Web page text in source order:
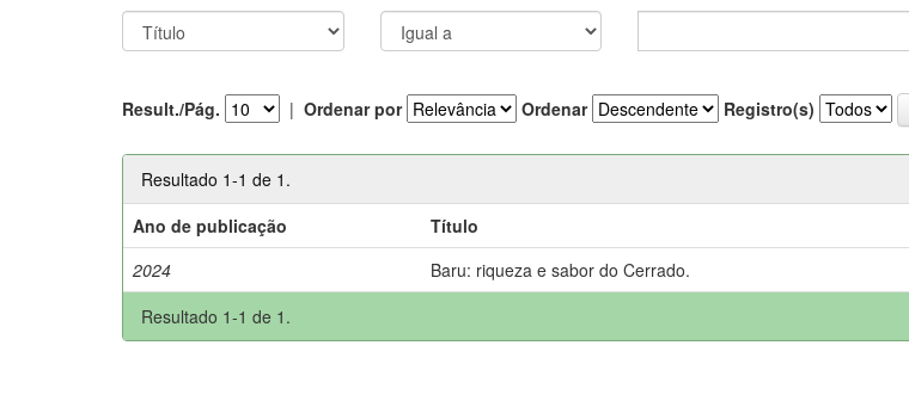
Result./Pág. | Ordenar por Ordenar Registro(s)
Resultado 1-1 de 1.
Ano de publicação
Título
2024
Baru: riqueza e sabor do Cerrado.
Resultado 1-1 de 1.